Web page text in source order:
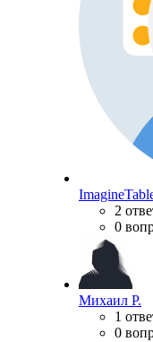
2
0
Михаил Р.
1
0